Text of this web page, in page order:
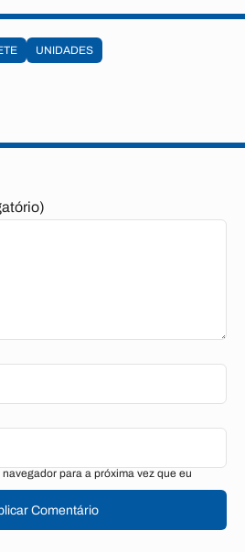
UNIDADES
para a próxima vez que eu
Comentário